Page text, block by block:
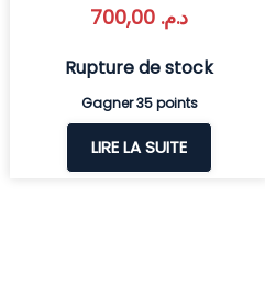
د.م.
Rupture de stock
Gagner 35 points
LIRE LA SUITE